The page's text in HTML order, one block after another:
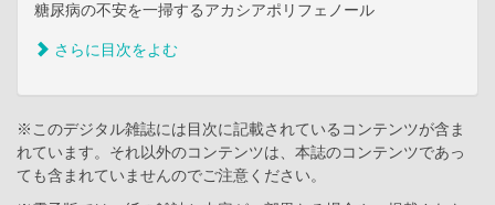
糖尿病の不安を一掃するアカシアポリフェノール
さらに目次をよむ
※このデジタル雑誌には目次に記載されているコンテンツが含ま
れています。それ以外のコンテンツは、本誌のコンテンツであっ
ても含まれていませんのでご注意ください。